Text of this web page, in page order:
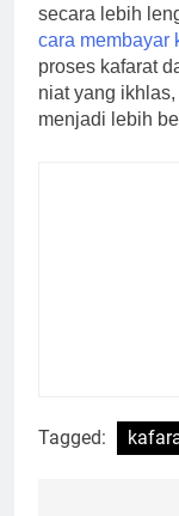
secara lebih
cara membayar
proses kafarat
niat yang
menjadi lebih
Tagged: